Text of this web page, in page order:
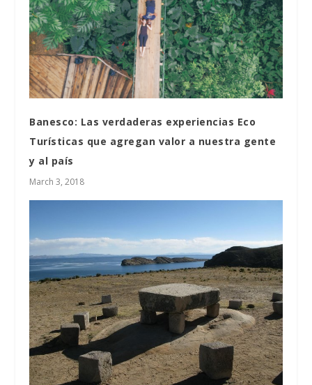
Banesco: Las verdaderas experiencias Eco
Turísticas que agregan valor a nuestra gente
y al país
March 3, 2018